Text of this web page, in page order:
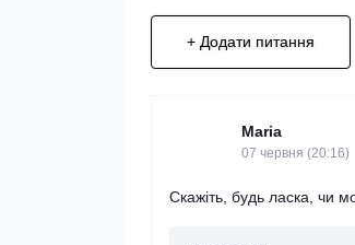
+ Додати питання
Maria
07 червня (20:16)
Скажіть, будь ласка, чи